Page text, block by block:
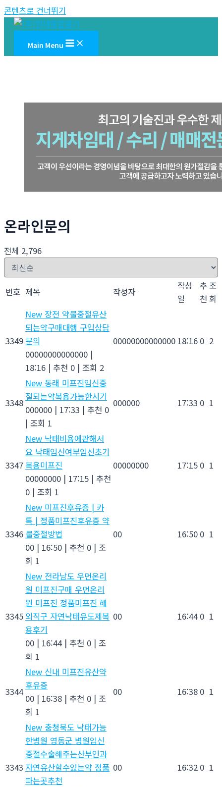
콘텐츠로 건너뛰기
Main Menu
온라인문의
전체 2,796
번호 제목 작성자
작성
일
추
천
조
회
3349
New 장전 약물중절유산
되는약구매대행 구입상담
문의
00000000000000 |
18:16 | 추천 0 | 조회 2
00000000000000 18:16 0 2
3348
New 동래 미프진임신중
절되는약복용가능한시기
000000 | 17:33 | 추천 0
| 조회 1
000000 17:33 0 1
3347
New 낙태비용에관해서
요 낙태임신여부임신초기
복용미­프진
00000000 | 17:15 | 추천
0 | 조회 1
00000000 17:15 0 1
3346
New 미프진후유증 | 카
톡 | 정품미프진후유증 약
물중절방법
00 | 16:50 | 추천 0 | 조
회 1
00 16:50 0 1
3345
New 전라남도 우먼온리
원 미프진구매 우먼온리
원 미프진 정품미프진 해
외직구 자연낙태유도제복
용후기
00 | 16:44 | 추천 0 | 조
회 1
00 16:44 0 1
3344
New 신내 미프진유산약
후유증
00 | 16:38 | 추천 0 | 조
회 1
00 16:38 0 1
3343
New 충청북도 낙태가능
한병원 영동군 병원임신
중절수술해주는산부인과
자연유산할수있는약 정품
파는곳추천
00 16:32 0 1